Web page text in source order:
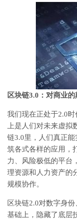
区块链3.0：对商业
我们现在正处于2.0
上是人们对未来虚
链3.0里，人们真正
筑各式各样的应用，
力、风险极低的平台
理资源和人力资产的
规模协作。
区块链2.0对数字身
基础上，隐藏了底层